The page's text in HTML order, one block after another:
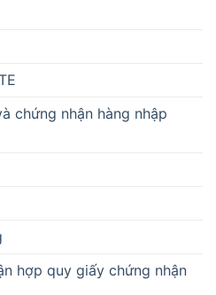
chứng nhận hàng nhập
hợp quy giấy chứng nhận